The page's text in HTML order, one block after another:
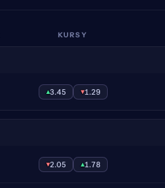
KURSY
▴3.45 ▾1.29
▾2.05 ▴1.78